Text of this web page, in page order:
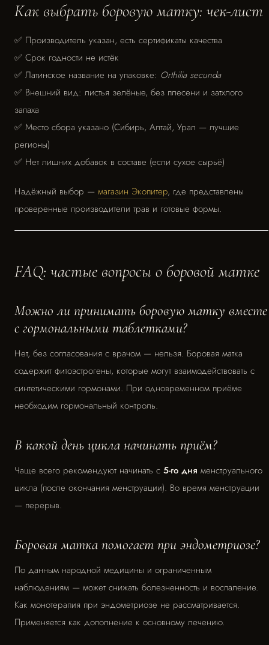
Как выбрать боровую матку: чек-лист
✅ Производитель указан, есть сертификаты качества
✅ Срок годности не истёк
✅ Латинское название на упаковке: Orthilia secunda
✅ Внешний вид: листья зелёные, без плесени и затхлого
запаха
✅ Место сбора указано (Сибирь, Алтай, Урал — лучшие
регионы)
✅ Нет лишних добавок в составе (если сухое сырьё)
Надёжный выбор — магазин Экопитер, где представлены
проверенные производители трав и готовые формы.
FAQ: частые вопросы о боровой матке
Можно ли принимать боровую матку вместе
с гормональными таблетками?
Нет, без согласования с врачом — нельзя. Боровая матка
содержит фитоэстрогены, которые могут взаимодействовать с
синтетическими гормонами. При одновременном приёме
необходим гормональный контроль.
В какой день цикла начинать приём?
Чаще всего рекомендуют начинать с 5-го дня менструального
цикла (после окончания менструации). Во время менструации
— перерыв.
Боровая матка помогает при эндометриозе?
По данным народной медицины и ограниченным
наблюдениям — может снижать болезненность и воспаление.
Как монотерапия при эндометриозе не рассматривается.
Применяется как дополнение к основному лечению.